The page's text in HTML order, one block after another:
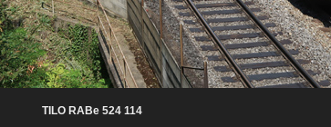
TILO RABe 524 114